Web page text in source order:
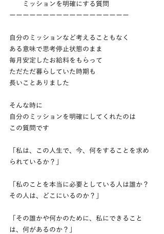
ミッションを明確にする質問
ーーーーーーーーーーーーーーーーーー
自分のミッションなど考えることもなく
ある意味で思考停止状態のまま
毎月安定したお給料をもらって
ただただ暮らしていた時期も
長いことありました
そんな時に
自分のミッションを明確にしてくれたのは
この質問です
「私は、この人生で、今、何をすることを求め
られているか？」
「私のことを本当に必要としている人は誰か？
その人は、どこにいるのか？」
「その誰かや何かのために、私にできること
は、何があるのか？」